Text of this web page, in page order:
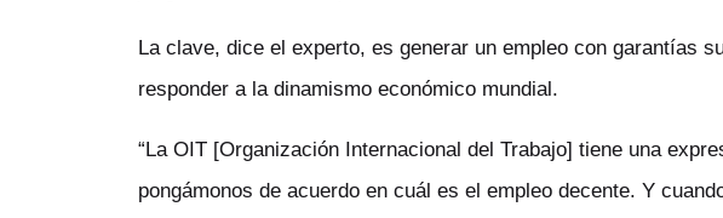
La clave, dice el experto, es generar un empleo con garantías
responder a la dinamismo económico mundial.
“La OIT [Organización Internacional del Trabajo] tiene una
pongámonos de acuerdo en cuál es el empleo decente. Y